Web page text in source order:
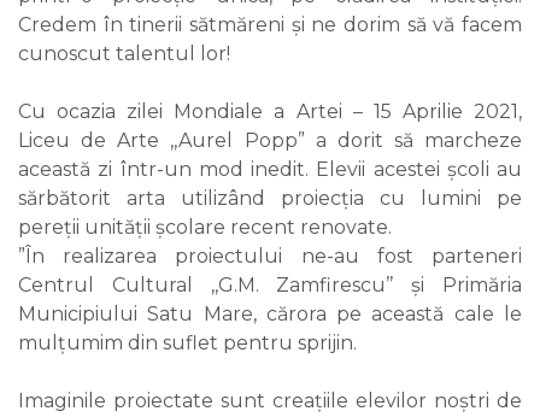
Credem în tinerii sătmăreni și ne dorim să vă facem
cunoscut talentul lor!
Cu ocazia zilei Mondiale a Artei – 15 Aprilie 2021,
Liceu de Arte ,,Aurel Popp” a dorit să marcheze
această zi într-un mod inedit. Elevii acestei școli au
sărbătorit arta utilizând proiecția cu lumini pe
pereții unității școlare recent renovate.
”În realizarea proiectului ne-au fost parteneri
Centrul Cultural ,,G.M. Zamfirescu’’ și Primăria
Municipiului Satu Mare, cărora pe această cale le
mulțumim din suflet pentru sprijin.
Imaginile proiectate sunt creațiile elevilor noștri de